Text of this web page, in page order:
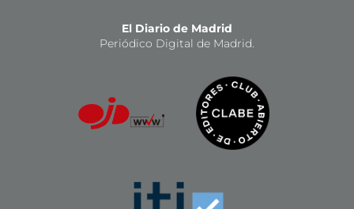
El Diario de Madrid
Periódico Digital de Madrid.